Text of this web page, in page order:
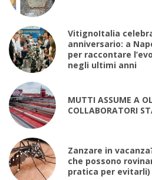
VitignoItalia
anniversario: a
per raccontare
negli ultimi anni
MUTTI ASSUME A
COLLABORATORI
Zanzare in
che possono
pratica per evitarli)